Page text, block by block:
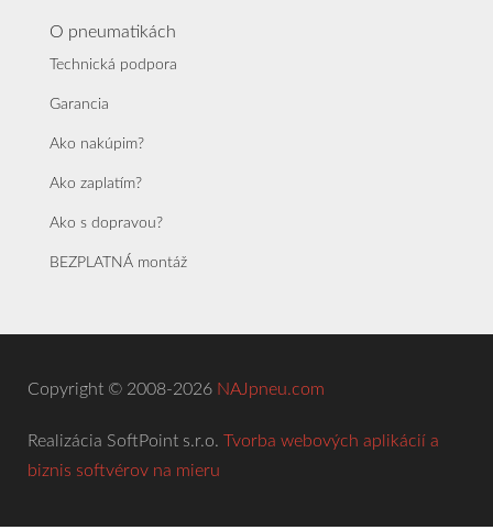
O pneumatikách
Technická podpora
Garancia
Ako nakúpim?
Ako zaplatím?
Ako s dopravou?
BEZPLATNÁ montáž
Copyright © 2008-2026 NAJpneu.com
Realizácia SoftPoint s.r.o. Tvorba webových aplikácií a
biznis softvérov na mieru